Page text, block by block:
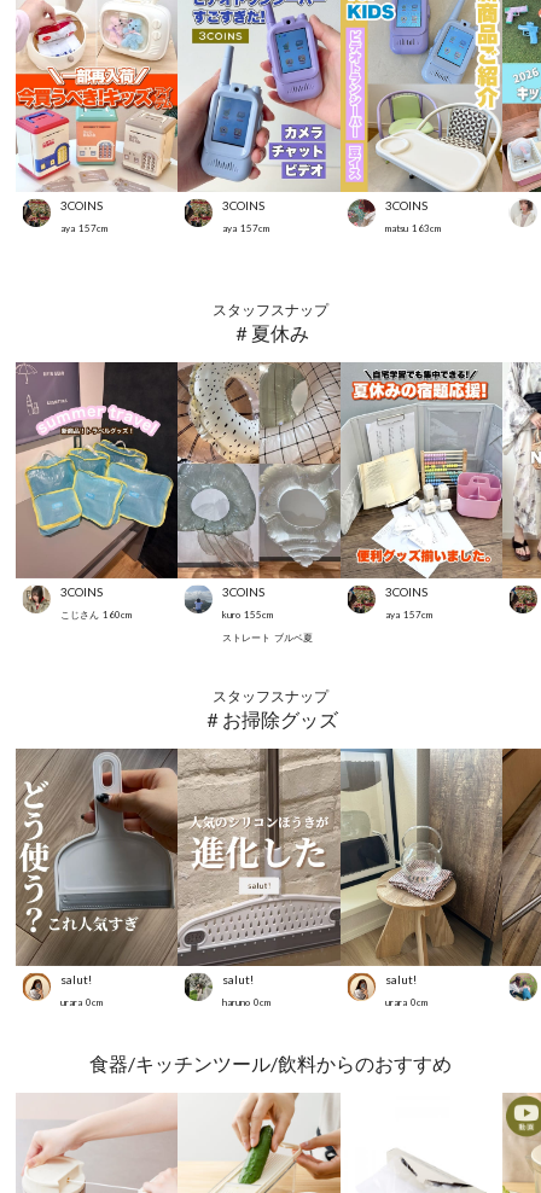
3COINS
aya 157cm
3COINS
aya 157cm
3COINS
matsu 163cm
スタッフスナップ
＃夏休み
3COINS
こじさん 160cm
3COINS
kuro 155cm
ストレート ブルベ夏
3COINS
aya 157cm
スタッフスナップ
＃お掃除グッズ
salut!
urara 0cm
salut!
haruno 0cm
salut!
urara 0cm
食器/キッチンツール/飲料からのおすすめ